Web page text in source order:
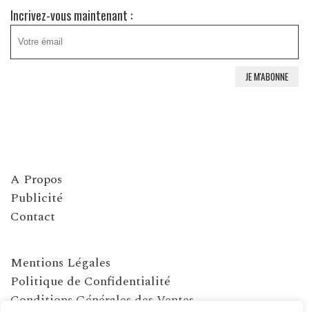
Incrivez-vous maintenant :
A Propos
Publicité
Contact
Mentions Légales
Politique de Confidentialité
Conditions Générales des Ventes